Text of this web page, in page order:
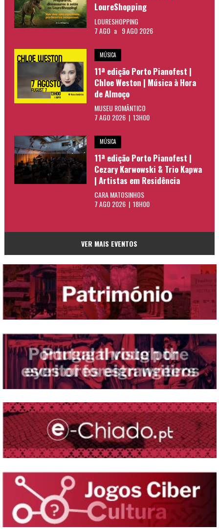
LoureShopping
LOURESHOPPING
7 AGO a 9 AGO 2026
MÚSICA
11ª edição Porto Pianofest |
Chloe Weston | Música à Hora
de Almoço
MUSEU ROMÂNTICO
7 AGO 2026 | 13H00
MÚSICA
11ª edição Porto Pianofest |
Cezary Karwowski & Trio Kapwa
| Artistas em Residência
CARA MATOSINHOS
7 AGO 2026 | 18H00
VER MAIS EVENTOS